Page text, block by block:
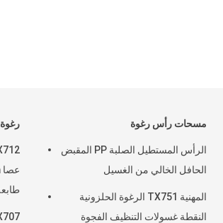
مسحات رأس رغوة
الرأس المستطيل الصلبة PP المقبض
الحافل الخالي من الغسيل
المهنية TX751 الرغوة الحلزونية
النقطة غسولات التنظيف الفجوة